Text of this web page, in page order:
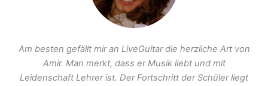
Am besten gefällt mir an LiveGuitar die herzliche Art von
Amir. Man merkt, dass er Musik liebt und mit
Leidenschaft Lehrer ist. Der Fortschritt der Schüler liegt